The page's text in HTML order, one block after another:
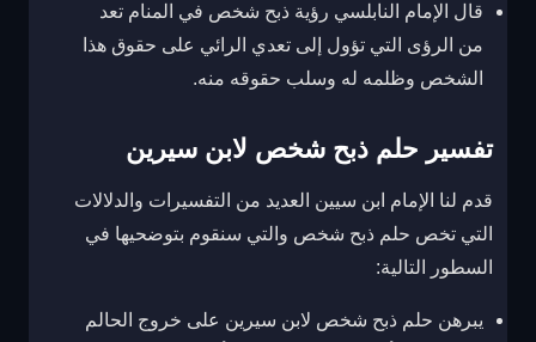
قال الإمام النابلسي رؤية ذبح شخص في المنام تعد
من الرؤى التي تؤول إلى تعدي الرائي على حقوق هذا
الشخص وظلمه له وسلب حقوقه منه.
تفسير حلم ذبح شخص لابن سيرين
قدم لنا الإمام ابن سيين العديد من التفسيرات والدلالات
التي تخص حلم ذبح شخص والتي سنقوم بتوضحيها في
السطور التالية:
يبرهن حلم ذبح شخص لابن سيرين على خروج الحالم